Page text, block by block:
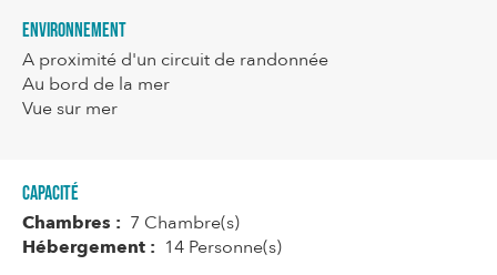
Environnement
A proximité d'un circuit de randonnée
Au bord de la mer
Vue sur mer
Capacité
Chambres : 7 Chambre(s)
Hébergement : 14 Personne(s)